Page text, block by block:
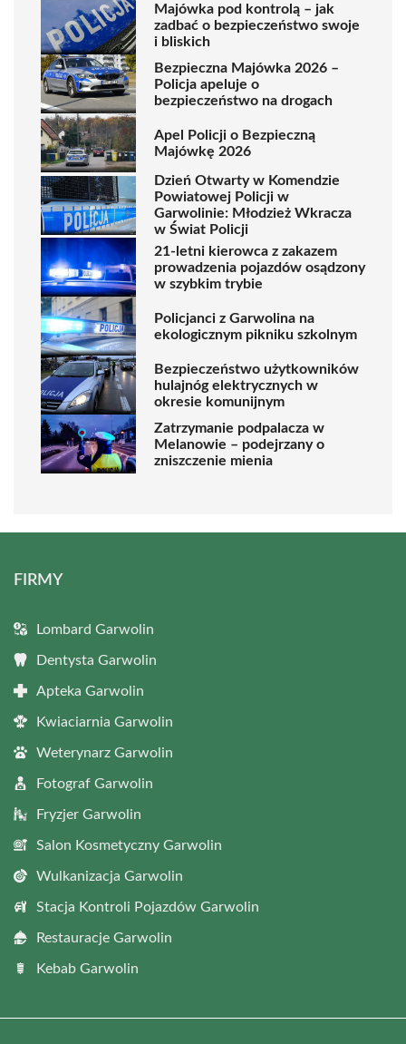
Majówka pod kontrolą – jak
zadbać o bezpieczeństwo swoje
i bliskich
Bezpieczna Majówka 2026 –
Policja apeluje o
bezpieczeństwo na drogach
Apel Policji o Bezpieczną
Majówkę 2026
Dzień Otwarty w Komendzie
Powiatowej Policji w
Garwolinie: Młodzież Wkracza
w Świat Policji
21-letni kierowca z zakazem
prowadzenia pojazdów osądzony
w szybkim trybie
Policjanci z Garwolina na
ekologicznym pikniku szkolnym
Bezpieczeństwo użytkowników
hulajnóg elektrycznych w
okresie komunijnym
Zatrzymanie podpalacza w
Melanowie – podejrzany o
zniszczenie mienia
FIRMY
Lombard Garwolin
Dentysta Garwolin
Apteka Garwolin
Kwiaciarnia Garwolin
Weterynarz Garwolin
Fotograf Garwolin
Fryzjer Garwolin
Salon Kosmetyczny Garwolin
Wulkanizacja Garwolin
Stacja Kontroli Pojazdów Garwolin
Restauracje Garwolin
Kebab Garwolin